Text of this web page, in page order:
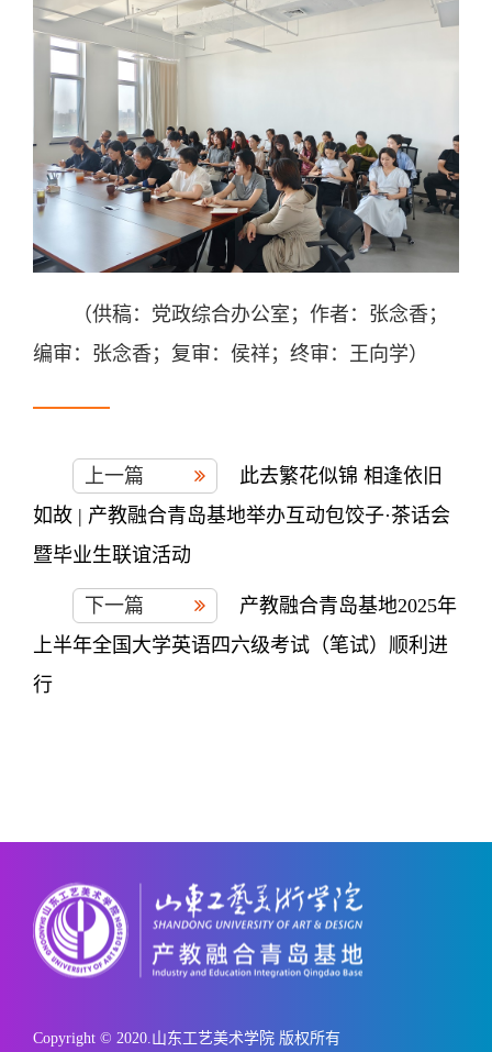
（供稿：党政综合办公室；作者：张念香；
编审：张念香；复审：侯祥；终审：王向学）
上一篇
此去繁花似锦 相逢依旧
如故 | 产教融合青岛基地举办互动包饺子·茶话会
暨毕业生联谊活动
下一篇
产教融合青岛基地2025年
上半年全国大学英语四六级考试（笔试）顺利进
行
Copyright © 2020.山东工艺美术学院 版权所有